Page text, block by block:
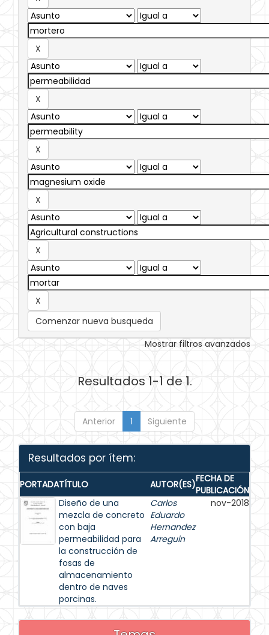
Comenzar nueva busqueda
Mostrar filtros avanzados
Resultados 1-1 de 1.
Anterior 1 Siguiente
Resultados por ítem:
PORTADATÍTULO AUTOR(ES)FECHA DE
PUBLICACIÓN
Diseño de una
mezcla de concreto
con baja
permeabilidad para
la construcción de
fosas de
almacenamiento
dentro de naves
porcinas.
Carlos
Eduardo
Hernandez
Arreguin
nov-2018